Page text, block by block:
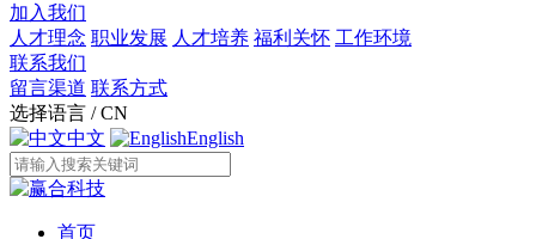
加入我们
人才理念 职业发展 人才培养 福利关怀 工作环境
联系我们
留言渠道 联系方式
选择语言 / CN
中文
English
首页